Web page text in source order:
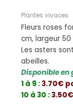
Plantes vivaces
Fleurs roses
cm, largeur
Les asters
abeilles.
Disponible en
1 à 9 :3.70€
10 à 30 :3.50€